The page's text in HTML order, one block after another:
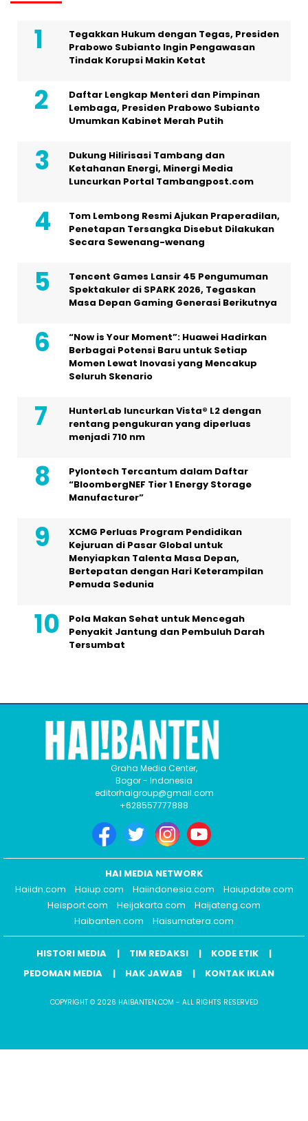
Tegakkan Hukum dengan Tegas, Presiden
Prabowo Subianto Ingin Pengawasan
Tindak Korupsi Makin Ketat
Daftar Lengkap Menteri dan Pimpinan
Lembaga, Presiden Prabowo Subianto
Umumkan Kabinet Merah Putih
Dukung Hilirisasi Tambang dan
Ketahanan Energi, Minergi Media
Luncurkan Portal Tambangpost.com
Tom Lembong Resmi Ajukan Praperadilan,
Penetapan Tersangka Disebut Dilakukan
Secara Sewenang-wenang
Tencent Games Lansir 45 Pengumuman
Spektakuler di SPARK 2026, Tegaskan
Masa Depan Gaming Generasi Berikutnya
“Now is Your Moment”: Huawei Hadirkan
Berbagai Potensi Baru untuk Setiap
Momen Lewat Inovasi yang Mencakup
Seluruh Skenario
HunterLab luncurkan Vista® L2 dengan
rentang pengukuran yang diperluas
menjadi 710 nm
Pylontech Tercantum dalam Daftar
“BloombergNEF Tier 1 Energy Storage
Manufacturer”
XCMG Perluas Program Pendidikan
Kejuruan di Pasar Global untuk
Menyiapkan Talenta Masa Depan,
Bertepatan dengan Hari Keterampilan
Pemuda Sedunia
Pola Makan Sehat untuk Mencegah
Penyakit Jantung dan Pembuluh Darah
Tersumbat
Graha Media Center,
Bogor - Indonesia
editorhaigroup@gmail.com
+628557777888
HAI MEDIA NETWORK
Haiidn.com
Haiup.com Haiindonesia.com
Haiupdate.com
Heisport.com
Heijakarta.com
Haijateng.com
Haibanten.com
Haisumatera.com
HISTORI MEDIA TIM REDAKSI
KODE ETIK
PEDOMAN MEDIA
HAK JAWAB KONTAK IKLAN
COPYRIGHT © 2026 HAIBANTEN.COM - ALL RIGHTS RESERVED